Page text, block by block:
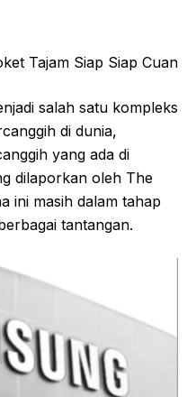
Tajam Siap Siap Cuan
salah satu kompleks
di dunia,
yang ada di
dilaporkan oleh The
ini masih dalam tahap
tantangan.